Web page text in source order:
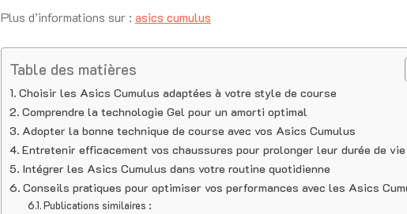
Plus d’informations sur : asics cumulus
Table des matières
Choisir les Asics Cumulus adaptées à votre style de course
Comprendre la technologie Gel pour un amorti optimal
Adopter la bonne technique de course avec vos Asics Cumulus
Entretenir efficacement vos chaussures pour prolonger leur durée de vie
Intégrer les Asics Cumulus dans votre routine quotidienne
Conseils pratiques pour optimiser vos performances avec les Asics
Publications similaires :